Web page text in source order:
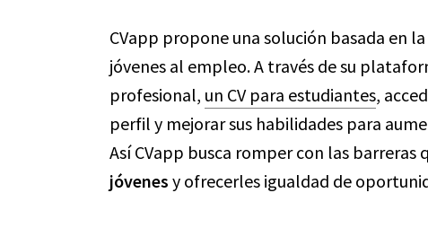
CVapp propone una solución basada en
jóvenes al empleo. A través de su
profesional, un CV para estudiantes,
perfil y mejorar sus habilidades para
Así CVapp busca romper con las barreras
jóvenes y ofrecerles igualdad de